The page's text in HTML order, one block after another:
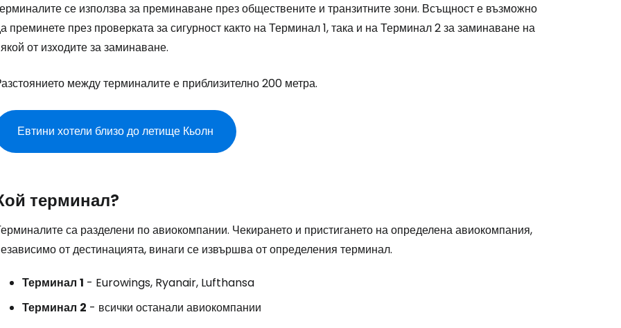
се използва за преминаване през обществените и транзитните зони. Всъщност е възможно
преминете през проверката за сигурност както на Терминал 1, така и на Терминал 2 за заминаване на
от изходите за заминаване.
между терминалите е приблизително 200 метра.
Евтини хотели близо до летище Кьолн
терминал?
са разделени по авиокомпании. Чекирането и пристигането на определена авиокомпания,
от дестинацията, винаги се извършва от определения терминал.
Терминал 1 - Eurowings, Ryanair, Lufthansa
Терминал 2 - всички останали авиокомпании
Влезте в Cestee
... световната общност на туристите